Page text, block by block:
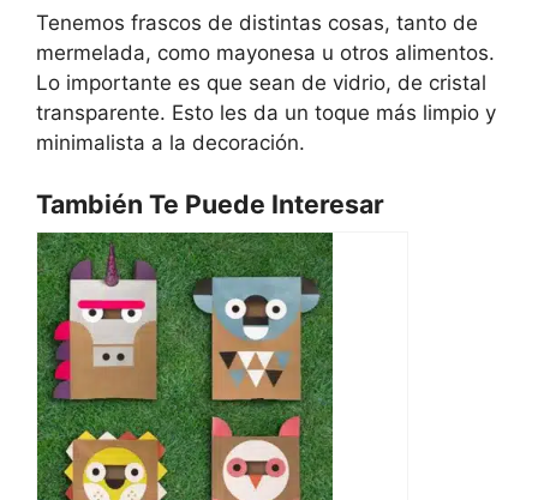
Tenemos frascos de distintas cosas, tanto de
mermelada, como mayonesa u otros alimentos.
Lo importante es que sean de vidrio, de cristal
transparente. Esto les da un toque más limpio y
minimalista a la decoración.
También Te Puede Interesar